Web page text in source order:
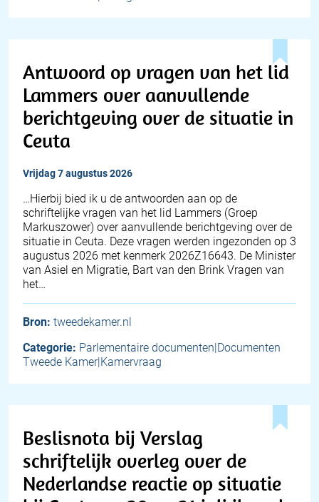
Antwoord op vragen van het lid
Lammers over aanvullende
berichtgeving over de situatie in
Ceuta
vrijdag 7 augustus 2026
… Hierbij bied ik u de antwoorden aan op de
schriftelijke vragen van het lid Lammers (Groep
Markuszower) over aanvullende berichtgeving over de
situatie in Ceuta. Deze vragen werden ingezonden op 3
augustus 2026 met kenmerk 2026Z16643. De Minister
van Asiel en Migratie, Bart van den Brink Vragen van
het…
Bron: tweedekamer.nl
Categorie: Parlementaire documenten|Documenten
Tweede Kamer|Kamervraag
Beslisnota bij Verslag
schriftelijk overleg over de
Nederlandse reactie op situatie